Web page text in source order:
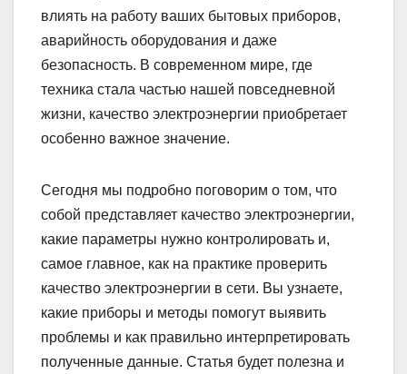
влиять на работу ваших бытовых приборов,
аварийность оборудования и даже
безопасность. В современном мире, где
техника стала частью нашей повседневной
жизни, качество электроэнергии приобретает
особенно важное значение.
Сегодня мы подробно поговорим о том, что
собой представляет качество электроэнергии,
какие параметры нужно контролировать и,
самое главное, как на практике проверить
качество электроэнергии в сети. Вы узнаете,
какие приборы и методы помогут выявить
проблемы и как правильно интерпретировать
полученные данные. Статья будет полезна и